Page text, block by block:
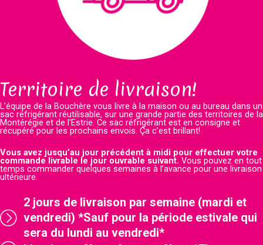
Territoire de livraison!
L’équipe de la Bouchère vous livre à la maison ou au bureau dans un
sac réfrigérant réutilisable, sur une grande partie des territoires de la
Montérégie et de l'Estrie. Ce sac réfrigérant est en consigne et
récupéré pour les prochains envois. Ça c’est brillant!
Vous avez jusqu’au jour précédent à midi pour effectuer votre
commande livrable le jour ouvrable suivant. Vous pouvez en tout
temps commander quelques semaines à l’avance pour une livraison
ultérieure.
2 jours de livraison par semaine (mardi et
vendredi) *Sauf pour la période estivale qui
sera du lundi au vendredi*